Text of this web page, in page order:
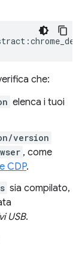
che:
elenca i tuoi
version
, come
CDP.
sia compilato,
USB.